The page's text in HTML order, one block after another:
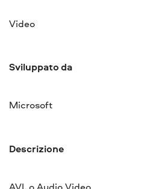
Video
Sviluppato da
Microsoft
Descrizione
AVI, o Audio Video